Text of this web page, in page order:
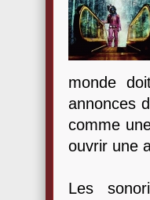
monde
annonces
comme
ouvrir une
Les